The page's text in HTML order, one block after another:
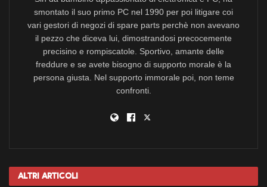
smontato il suo primo PC nel 1990 per poi litigare coi
vari gestori di negozi di spare parts perchè non avevano
il pezzo che diceva lui, dimostrandosi precocemente
precisino e rompiscatole. Sportivo, amante delle
freddure e se avete bisogno di supporto morale è la
persona giusta. Nel supporto immorale poi, non teme
confronti.
Altri Articoli